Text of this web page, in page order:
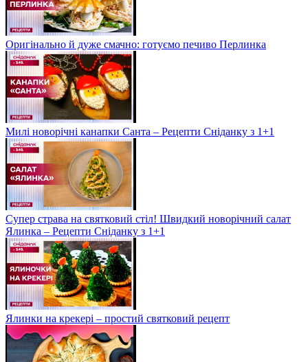
Оригінально й дуже смачно: готуємо печиво Перлинка
Милі новорічні канапки Санта – Рецепти Сніданку з 1+1
Супер страва на святковий стіл! Швидкий новорічний салат
Ялинка – Рецепти Сніданку з 1+1
Ялинки на крекері – простий святковий рецепт